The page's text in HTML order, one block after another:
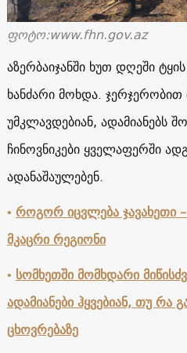
ფოტო:www.fhn.gov.az
აზერბაიჯანში ხუთ დღეში
ხანძარი მოხდა. ჯერჯერობით
უმკლავდებიან, ადამიანებს
ჩინოვნიკები ყველაფერში
ადანაშაულებენ.
• როგორ იცვლება ჯავახეთი
მკაცრი რეგიონი
• სომხეთში მომხდარი
ადამიანები ჰყვებიან, თუ რა
ცხოვრებაზე